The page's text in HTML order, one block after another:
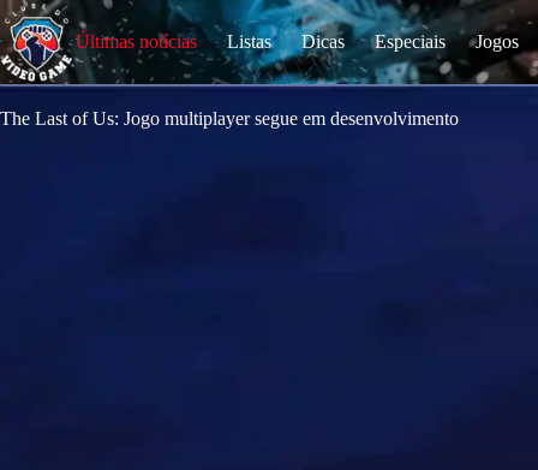
k
i
p
o
Últimas notícias Listas Dicas Especiais Jogos
The Last of Us: Jogo multiplayer segue em desenvolvimento